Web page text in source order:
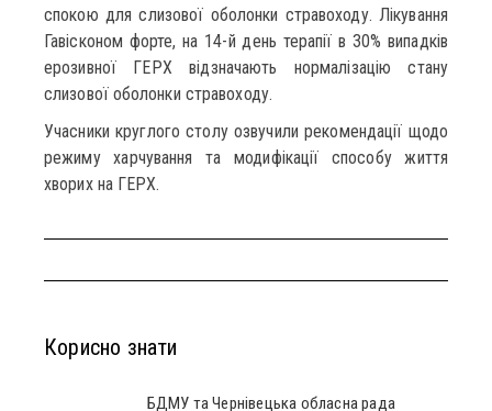
спокою для слизової оболонки стравоходу. Лікування
Гавісконом форте, на 14-й день терапії в 30% випадків
ерозивної ГЕРХ відзначають нормалізацію стану
слизової оболонки стравоходу.
Учасники круглого столу озвучили рекомендації щодо
режиму харчування та модифікації способу життя
хворих на ГЕРХ.
Корисно знати
БДМУ та Чернівецька обласна рада